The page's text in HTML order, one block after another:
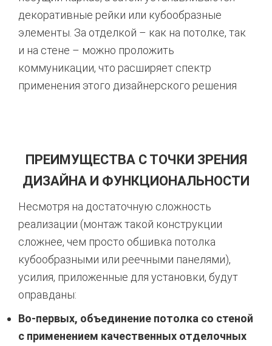
декоративные рейки или кубообразные
элементы. За отделкой – как на потолке, так
и на стене – можно проложить
коммуникации, что расширяет спектр
применения этого дизайнерского решения
ПРЕИМУЩЕСТВА С ТОЧКИ ЗРЕНИЯ
ДИЗАЙНА И ФУНКЦИОНАЛЬНОСТИ
Несмотря на достаточную сложность
реализации (монтаж такой конструкции
сложнее, чем просто обшивка потолка
кубообразными или реечными панелями),
усилия, приложенные для установки, будут
оправданы:
Во-первых, объединение потолка со стеной
с применением качественных отделочных